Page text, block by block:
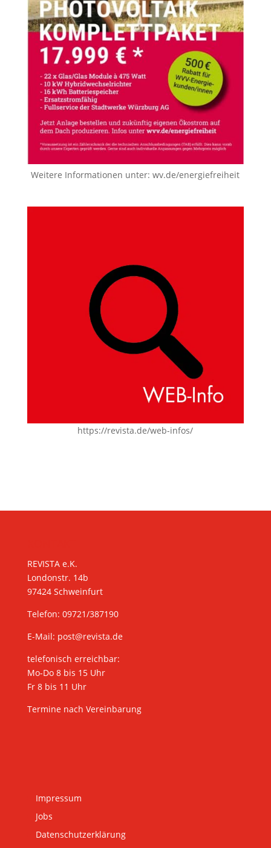
Weitere Informationen unter:wv.de/energiefreiheit
https://revista.de/web-infos/
REVISTA e.K.
Londonstr. 14b
97424 Schweinfurt
Telefon: 09721/387190
E-Mail: post@revista.de
telefonisch erreichbar:
Mo-Do 8 bis 15 Uhr
Fr 8 bis 11 Uhr
Termine nach Vereinbarung
Impressum
Jobs
Datenschutzerklärung